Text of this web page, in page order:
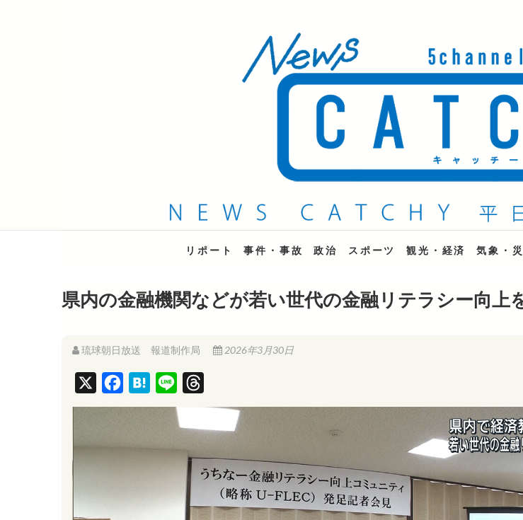
QAB NEWS Headline
キャッチー 月曜〜金曜 午後6時15分放送
リポート 事件・事故 政治 スポーツ 観光・経済 気象・
県内の金融機関などが若い世代の金融リテラシー向上
琉球朝日放送 報道制作局 2026年3月30日
a
e
H
a
e
n
e
h
a
s